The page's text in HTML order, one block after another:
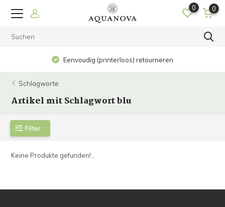
0 0
Eenvoudig (printerloos) retourneren
Schlagworte
Artikel mit Schlagwort blu
Filter
Keine Produkte gefunden!...